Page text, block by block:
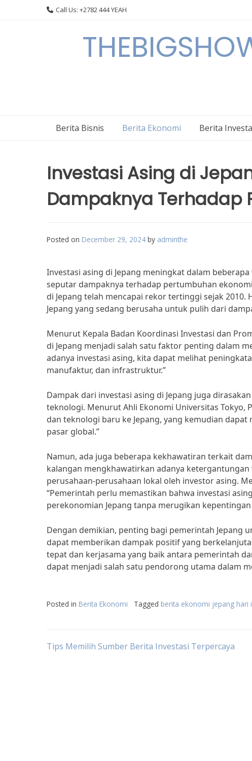
Call Us: +2782 444 YEAH
Berita Bisnis Berita Ekonomi Berita
Investasi Asing di
Dampaknya Terhadap
Posted on December 29, 2024 by adminthe
Investasi asing di Jepang meningkat dalam
seputar dampaknya terhadap pertumbuhan
di Jepang telah mencapai rekor tertinggi sejak
Jepang yang sedang berusaha untuk pulih dari
Menurut Kepala Badan Koordinasi Investasi dan
di Jepang menjadi salah satu faktor penting dalam
adanya investasi asing, kita dapat melihat
manufaktur, dan infrastruktur.”
Dampak dari investasi asing di Jepang juga
teknologi. Menurut Ahli Ekonomi Universitas Tokyo,
dan teknologi baru ke Jepang, yang kemudian
pasar global.”
Namun, ada juga beberapa kekhawatiran terkait
kalangan mengkhawatirkan adanya
perusahaan-perusahaan lokal oleh investor asing.
“Pemerintah perlu memastikan bahwa investasi
perekonomian Jepang tanpa merugikan kepentingan
Dengan demikian, penting bagi pemerintah Jepang
dapat memberikan dampak positif yang
tepat dan kerjasama yang baik antara pemerintah
dapat menjadi salah satu pendorong utama dalam
Posted in Berita Ekonomi Tagged berita ekonomi jepang hari
Post
Tips Memilih Sumber Berita Investasi Terpercaya